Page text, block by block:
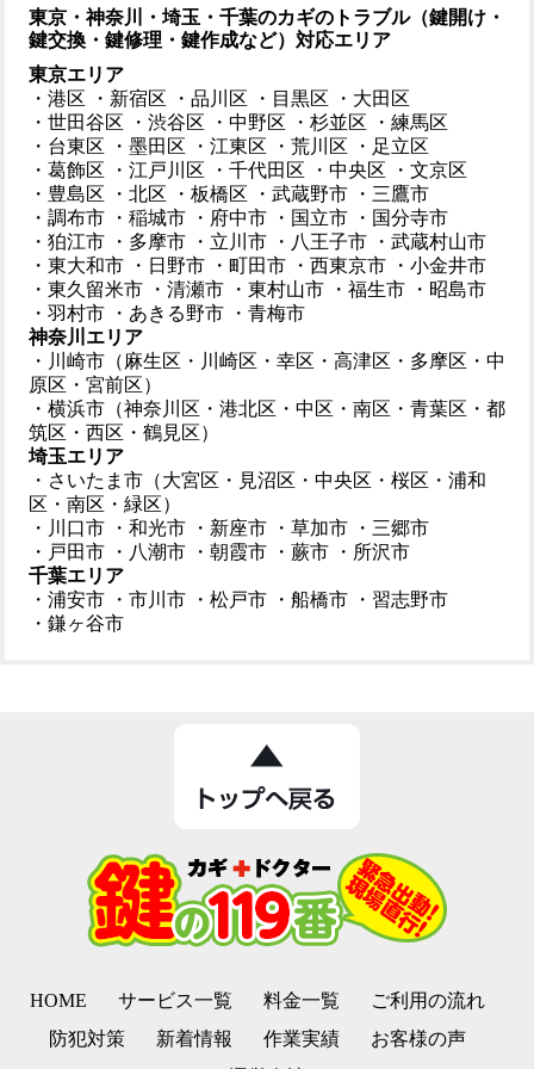
東京・神奈川・埼玉・千葉のカギのトラブル（鍵開け・
鍵交換・鍵修理・鍵作成など）対応エリア
東京エリア
・港区
・新宿区 ・品川区 ・目黒区
・大田区
・世田谷区
・渋谷区 ・中野区 ・杉並区
・練馬区
・台東区
・墨田区 ・江東区 ・荒川区
・足立区
・葛飾区
・江戸川区 ・千代田区 ・中央区
・文京区
・豊島区
・北区 ・板橋区 ・武蔵野市
・三鷹市
・調布市
・稲城市 ・府中市 ・国立市
・国分寺市
・狛江市
・多摩市 ・立川市 ・八王子市
・武蔵村山市
・東大和市
・日野市 ・町田市 ・西東京市
・小金井市
・東久留米市
・清瀬市 ・東村山市 ・福生市
・昭島市
・羽村市
・あきる野市
・青梅市
神奈川エリア
・川崎市（麻生区・川崎区・幸区・高津区・多摩区・中
原区・宮前区）
・横浜市（神奈川区・港北区・中区・南区・青葉区・都
筑区・西区・鶴見区）
埼玉エリア
・さいたま市（大宮区・見沼区・中央区・桜区・浦和
区・南区・緑区）
・川口市
・和光市 ・新座市 ・草加市
・三郷市
・戸田市
・八潮市 ・朝霞市 ・蕨市
・所沢市
千葉エリア
・浦安市
・市川市 ・松戸市 ・船橋市
・習志野市
・鎌ヶ谷市
HOME サービス一覧 料金一覧
ご利用の流れ
防犯対策
新着情報 作業実績
お客様の声